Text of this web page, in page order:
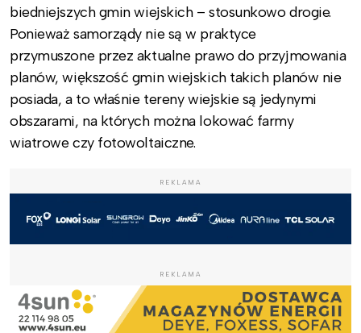
biedniejszych gmin wiejskich – stosunkowo drogie.
Ponieważ samorządy nie są w praktyce
przymuszone przez aktualne prawo do przyjmowania
planów, większość gmin wiejskich takich planów nie
posiada, a to właśnie tereny wiejskie są jedynymi
obszarami, na których można lokować farmy
wiatrowe czy fotowoltaiczne.
REKLAMA
REKLAMA